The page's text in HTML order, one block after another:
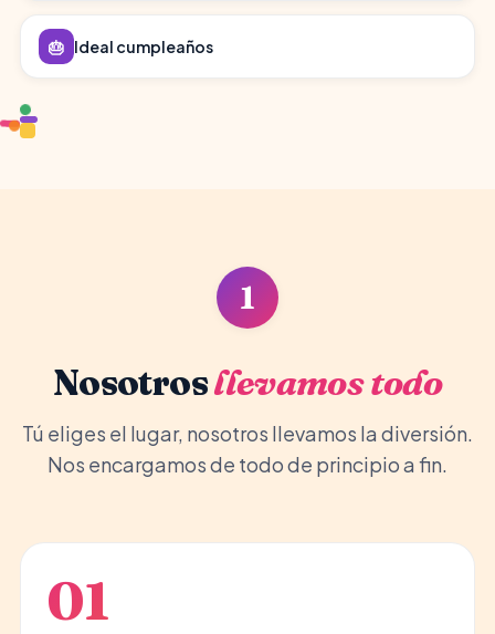
🎂 Ideal cumpleaños
1
Nosotrosllevamos todo
Tú eliges el lugar, nosotros llevamos la diversión.
Nos encargamos de todo de principio a fin.
01